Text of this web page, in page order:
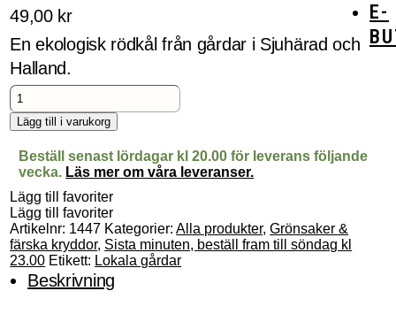
E-
49,00 kr
En ekologisk rödkål från gårdar i Sjuhärad och
Halland.
Ekologisk
rödkål
mängd
Lägg till i varukorg
Beställ senast lördagar kl 20.00 för leverans följande
vecka. Läs mer om våra leveranser.
Lägg till favoriter
Lägg till favoriter
Artikelnr: 1447 Kategorier:Alla produkter,Grönsaker &
färska kryddor, Sista minuten, beställ fram till söndag kl
23.00 Etikett: Lokala gårdar
Beskrivning